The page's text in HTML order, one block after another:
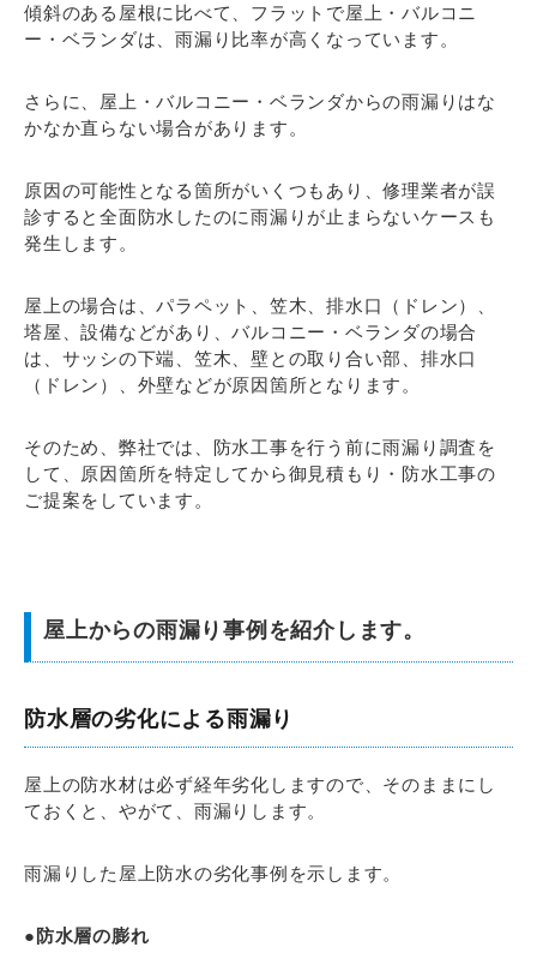
傾斜のある屋根に比べて、フラットで屋上・バルコニ
ー・ベランダは、雨漏り比率が高くなっています。
さらに、屋上・バルコニー・ベランダからの雨漏りはな
かなか直らない場合があります。
原因の可能性となる箇所がいくつもあり、修理業者が誤
診すると全面防水したのに雨漏りが止まらないケースも
発生します。
屋上の場合は、パラペット、笠木、排水口（ドレン）、
塔屋、設備などがあり、バルコニー・ベランダの場合
は、サッシの下端、笠木、壁との取り合い部、排水口
（ドレン）、外壁などが原因箇所となります。
そのため、弊社では、防水工事を行う前に雨漏り調査を
して、原因箇所を特定してから御見積もり・防水工事の
ご提案をしています。
屋上からの雨漏り事例を紹介します。
防水層の劣化による雨漏り
屋上の防水材は必ず経年劣化しますので、そのままにし
ておくと、やがて、雨漏りします。
雨漏りした屋上防水の劣化事例を示します。
●防水層の膨れ